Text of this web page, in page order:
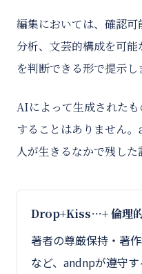
編集においては、確認
分析、文芸的構成を可
を判断できる形で提示し
AIによって生成された
することはありません
人が生きるなかで残した
Drop+Kiss…+ 倫理
著者の尊厳保持・著
など、andnpが遵守す